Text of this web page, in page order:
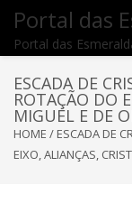
Portal das
Portal das
ESCADA DE
ROTAÇÃO DO
MIGUEL E DE
HOME / ESCADA DE
EIXO, ALIANÇAS,